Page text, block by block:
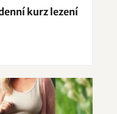
kurz lezení